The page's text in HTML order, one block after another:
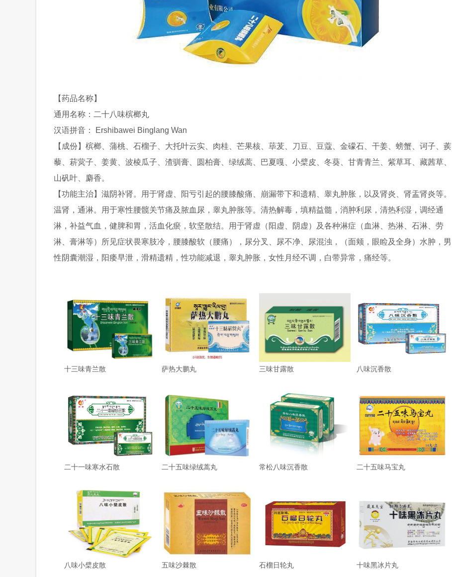
【药品名称】
通用名称：二十八味槟榔丸
汉语拼音： Ershibawei Binglang Wan
【成份】槟榔、蒲桃、石榴子、大托叶云实、肉桂、芒果核、荜茇、刀豆、豆蔻、金礞石、干姜、螃蟹、诃子、蒺
藜、菥蓂子、姜黄、波棱瓜子、渣驯膏、圆柏膏、绿绒蒿、巴夏嘎、小檗皮、冬葵、甘青青兰、紫草耳、藏茜草、
山矾叶、麝香。
【功能主治】滋阴补肾。用于肾虚、阳亏引起的腰膝酸痛、崩漏带下和遗精、睾丸肿胀，以及肾炎、肾盂肾炎等。
温肾，通淋。用于寒性腰髋关节痛及脓血尿，睾丸肿胀等。清热解毒，填精益髓，消肿利尿，清热利湿，调经通
淋，补益气血，健脾和胃，活血化瘀，软坚散结。用于肾虚（阳虚、阴虚）及各种淋症（血淋、热淋、石淋、劳
淋、膏淋等）所见症状畏寒肢冷，腰膝酸软（腰痛），尿分叉、尿不净、尿混浊，（面颊，眼睑及全身）水肿，男
性阴囊潮湿，阳痿早泄，滑精遗精，性功能减退，睾丸肿胀，女性月经不调，白带异常，痛经等。
十三味青兰散 萨热大鹏丸 三味甘露散 八味沉香散
二十一味寒水石散 二十五味绿绒蒿丸 常松八味沉香散 二十五味马宝丸
八味小檗皮散 五味沙棘散 石榴日轮丸 十味黑冰片丸